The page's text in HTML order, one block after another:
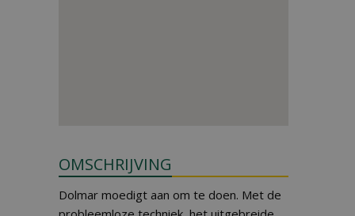
OMSCHRIJVING
Dolmar moedigt aan om te doen. Met de